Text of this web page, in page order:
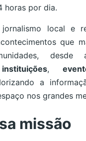
horas por dia.
local e
que
instituições,
a
nos grandes
missão